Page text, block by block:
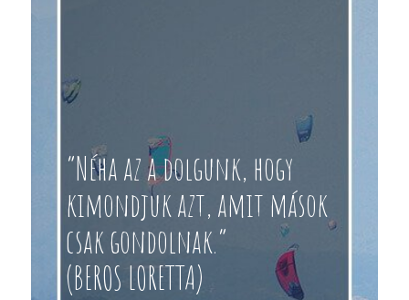
“Néha az a dolgunk, hogy
kimondjuk azt, amit mások
csak gondolnak.”
(BEROS LORETTA)